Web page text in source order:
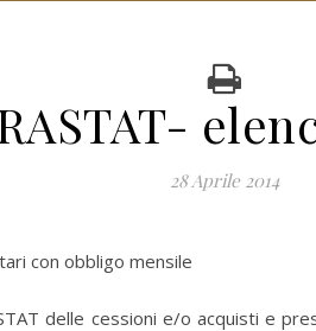
28 Aprile 2014
con obbligo mensile
delle cessioni e/o acquisti e